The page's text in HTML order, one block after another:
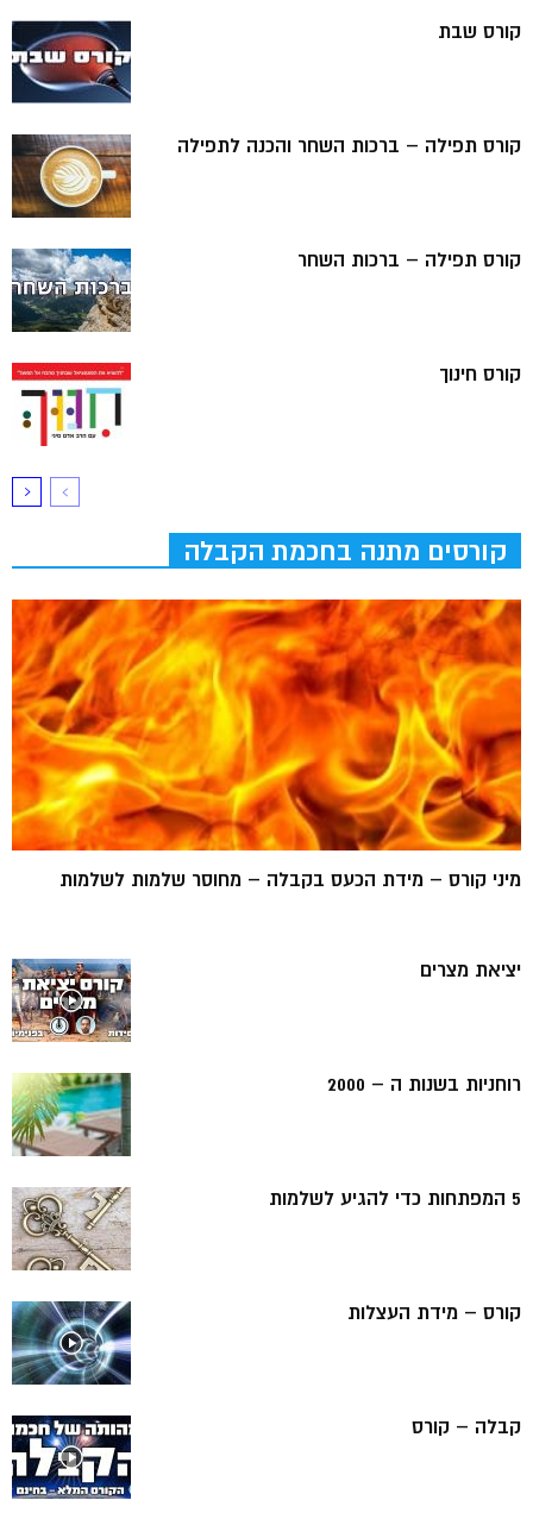
קורס שבת
קורס תפילה – ברכות השחר והכנה לתפילה
קורס תפילה – ברכות השחר
קורס חינוך
קורסים מתנה בחכמת הקבלה
מיני קורס – מידת הכעס בקבלה – מחוסר שלמות לשלמות
יציאת מצרים
רוחניות בשנות ה – 2000
5 המפתחות כדי להגיע לשלמות
קורס – מידת העצלות
קבלה – קורס